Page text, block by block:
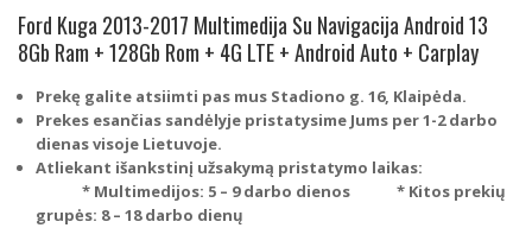
Ford Kuga 2013-2017 Multimedija Su Navigacija Android 13
8Gb Ram + 128Gb Rom + 4G LTE + Android Auto + Carplay
Prekę galite atsiimti pas mus Stadiono g. 16, Klaipėda.
Prekes esančias sandėlyje pristatysime Jums per 1-2 darbo
dienas visoje Lietuvoje.
Atliekant išankstinį užsakymą pristatymo laikas:
* Multimedijos: 5 – 9 darbo dienos * Kitos prekių
grupės: 8 – 18 darbo dienų